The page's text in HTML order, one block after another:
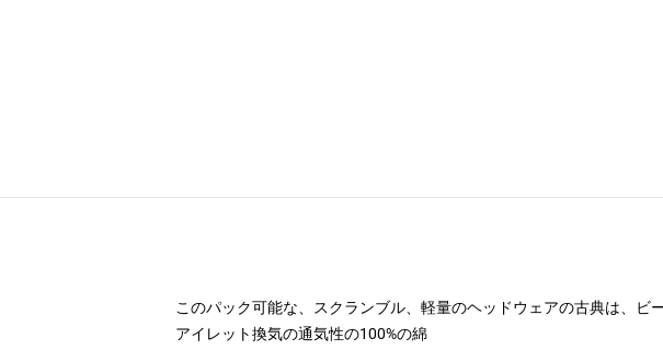
このパック可能な、スクランブル、軽量のヘッドウェアの古典は、
アイレット換気の通気性の100%の綿